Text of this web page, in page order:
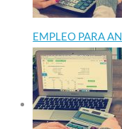
EMPLEO PARA